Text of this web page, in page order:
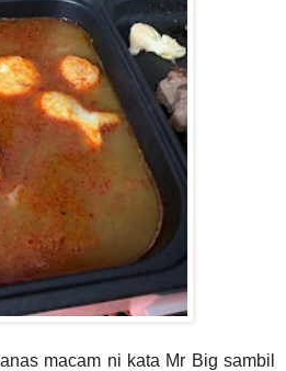
macam ni kata Mr Big sambil